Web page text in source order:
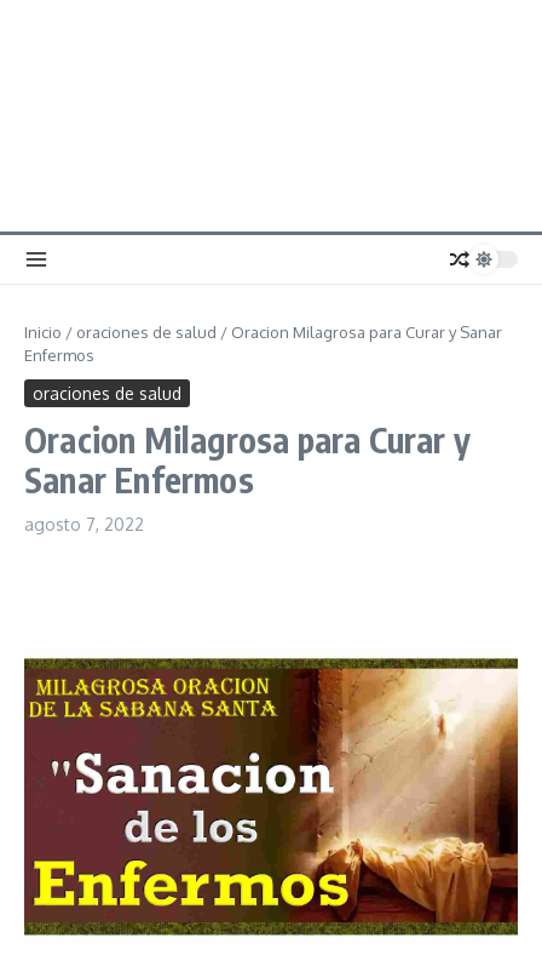
Inicio / oraciones de salud / Oracion Milagrosa para Curar y Sanar
Enfermos
oraciones de salud
Oracion Milagrosa para Curar y
Sanar Enfermos
agosto 7, 2022